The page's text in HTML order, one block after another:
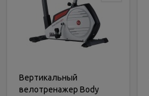
Вертикальный
велотренажер Body